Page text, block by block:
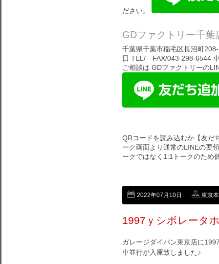
ださい。
GDファクトリー千葉
千葉県千葉市稲毛区長沼町
日 TEL/ FAX/043-298-6544
ご相談は GDファクトリーの
QRコードを読み込むか【友だ
ーク画面より通常のLINEの要
ークではなく1:1トークのため
2022年07月10日 東京
1997ｙシボレータ
ガレージダイバン東京店に
車並行が入庫致しました♪